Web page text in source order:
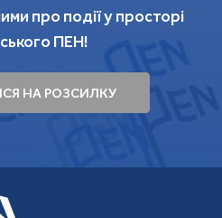
про події у просторі
ПЕН!
НА РОЗСИЛКУ